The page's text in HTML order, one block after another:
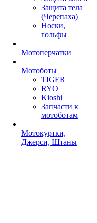
Защита тела
(Черепаха)
Носки,
гольфы
Мотоперчатки
Мотоботы
TIGER
RYO
Kioshi
Запчасти к
мотоботам
Мотокуртки,
Джерси, Штаны